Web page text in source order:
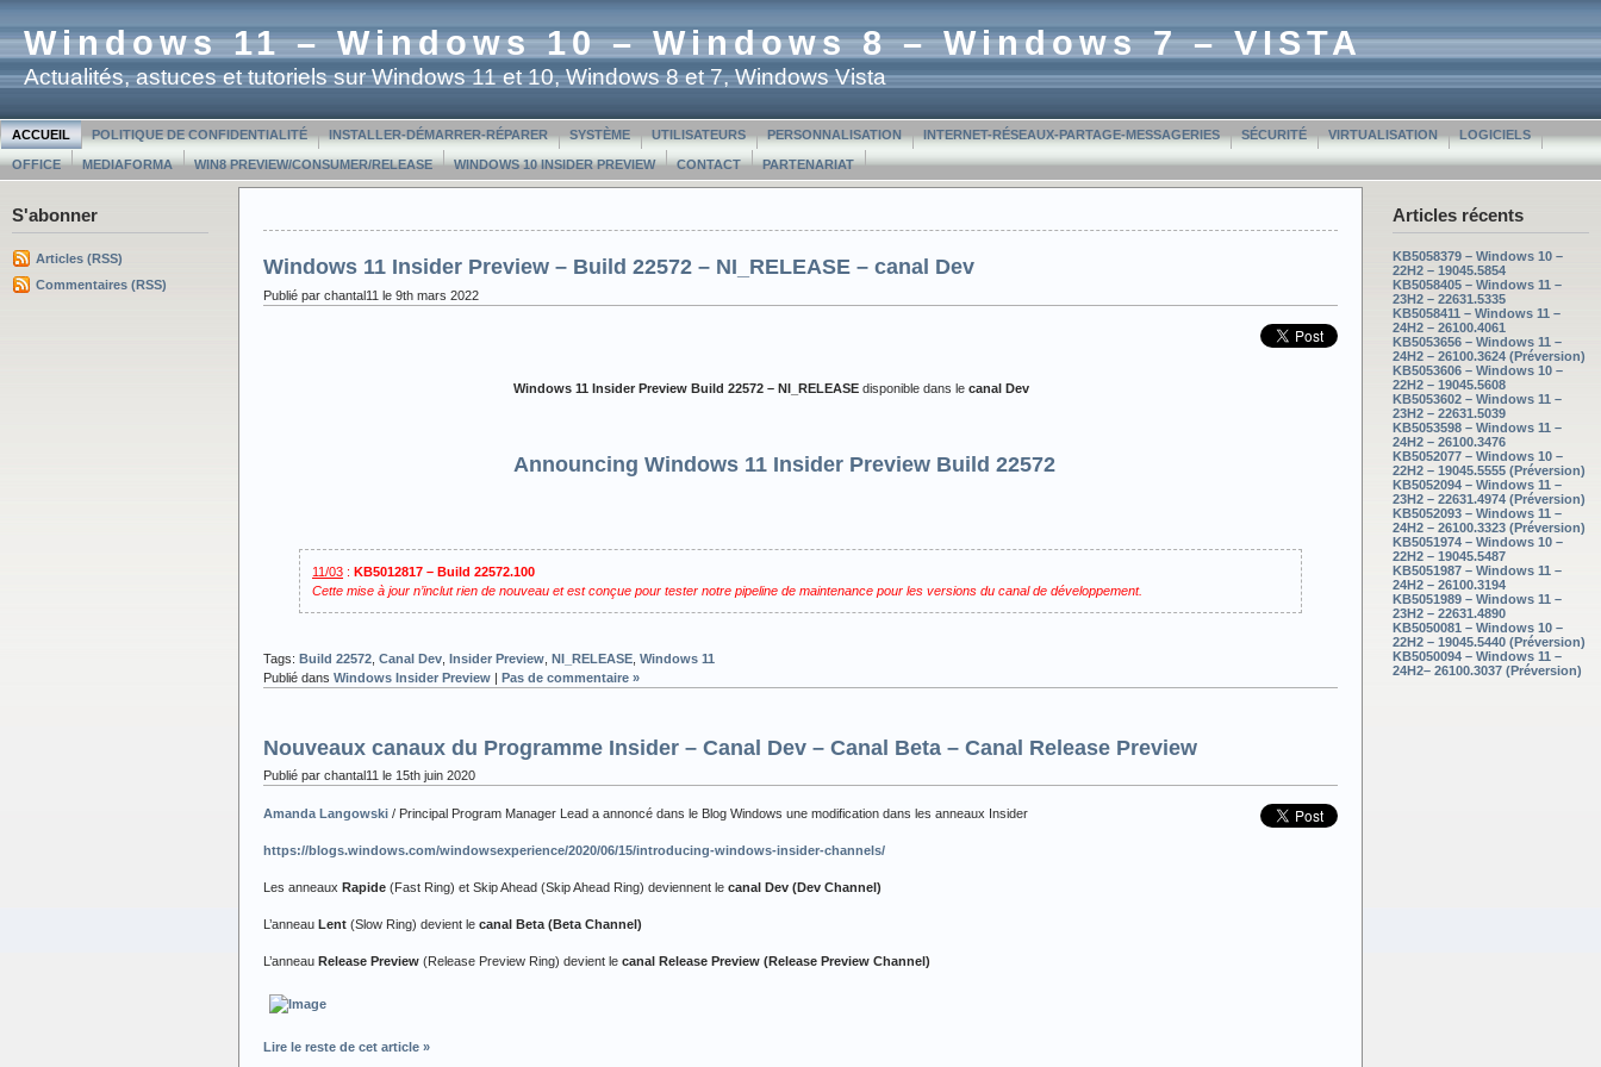
Windows 11 – Windows 10 – Windows 8 – Windows 7 – VISTA
Actualités, astuces et tutoriels sur Windows 11 et 10, Windows 8 et 7, Windows Vista
ACCUEIL POLITIQUE DE CONFIDENTIALITÉ INSTALLER-DÉMARRER-RÉPARER SYSTÈME UTILISATEURS PERSONNALISATION INTERNET-RÉSEAUX-PARTAGE-MESSAGERIES SÉCURITÉ VIRTUALISATION LOGICIELS
OFFICE MEDIAFORMA WIN8 PREVIEW/CONSUMER/RELEASE WINDOWS 10 INSIDER PREVIEW CONTACT PARTENARIAT
S'abonner
Articles (RSS)
Commentaires (RSS)
Articles récents
KB5058379 – Windows 10 –
22H2 – 19045.5854
KB5058405 – Windows 11 –
23H2 – 22631.5335
KB5058411 – Windows 11 –
24H2 – 26100.4061
KB5053656 – Windows 11 –
24H2 – 26100.3624 (Préversion)
KB5053606 – Windows 10 –
22H2 – 19045.5608
KB5053602 – Windows 11 –
23H2 – 22631.5039
KB5053598 – Windows 11 –
24H2 – 26100.3476
KB5052077 – Windows 10 –
22H2 – 19045.5555 (Préversion)
KB5052094 – Windows 11 –
23H2 – 22631.4974 (Préversion)
KB5052093 – Windows 11 –
24H2 – 26100.3323 (Préversion)
KB5051974 – Windows 10 –
22H2 – 19045.5487
KB5051987 – Windows 11 –
24H2 – 26100.3194
KB5051989 – Windows 11 –
23H2 – 22631.4890
KB5050081 – Windows 10 –
22H2 – 19045.5440 (Préversion)
KB5050094 – Windows 11 –
24H2– 26100.3037 (Préversion)
Windows 11 Insider Preview – Build 22572 – NI_RELEASE – canal Dev
Publié par chantal11 le 9th mars 2022
Windows 11 Insider Preview Build 22572 – NI_RELEASE disponible dans le canal Dev
Announcing Windows 11 Insider Preview Build 22572
11/03 : KB5012817 – Build 22572.100
Cette mise à jour n’inclut rien de nouveau et est conçue pour tester notre pipeline de maintenance pour les versions du canal de développement.
Tags: Build 22572 Canal Dev Insider Preview NI_RELEASE Windows 11
Publié dans Windows Insider Preview | Pas de commentaire »
Nouveaux canaux du Programme Insider – Canal Dev – Canal Beta – Canal Release Preview
Publié par chantal11 le 15th juin 2020
Amanda Langowski / Principal Program Manager Lead a annoncé dans le Blog Windows une modification dans les anneaux Insider
https://blogs.windows.com/windowsexperience/2020/06/15/introducing-windows-insider-channels/
Les anneaux Rapide (Fast Ring) et Skip Ahead (Skip Ahead Ring) deviennent le canal Dev (Dev Channel)
L’anneau Lent (Slow Ring) devient le canal Beta (Beta Channel)
L’anneau Release Preview (Release Preview Ring) devient le canal Release Preview (Release Preview Channel)
Lire le reste de cet article »